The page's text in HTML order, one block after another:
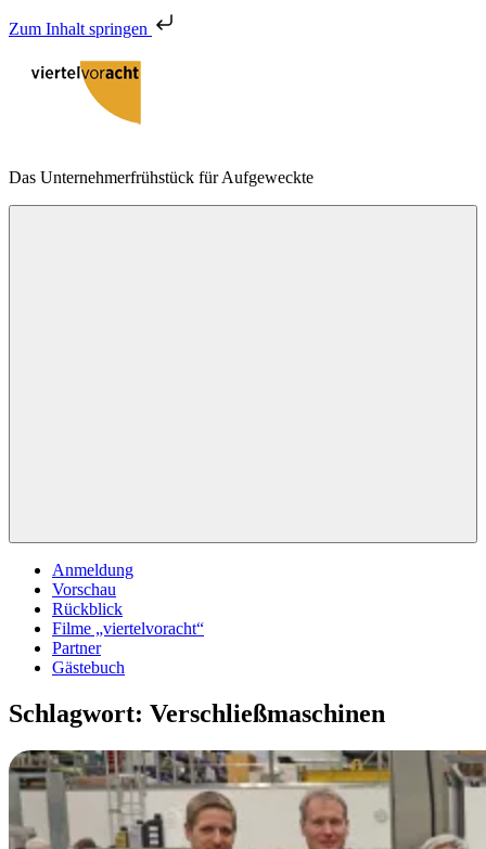
Zum Inhalt springen
Inhalt
viertelvoracht
Das Unternehmerfrühstück für Aufgeweckte
Anmeldung
Vorschau
Rückblick
Filme „viertelvoracht“
Partner
Gästebuch
Schlagwort: Verschließmaschinen